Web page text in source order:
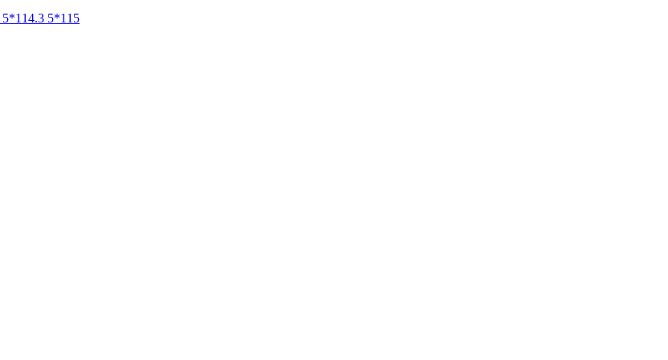
5*114.3 5*115